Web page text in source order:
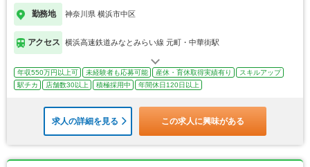
勤務地 神奈川県 横浜市中区
アクセス 横浜高速鉄道みなとみらい線 元町・中華街駅
年収550万円以上可 未経験者も応募可能 産休・育休取得実績有り
スキルアップ
駅チカ
店舗数30以上 積極採用中 年間休日120日以上
求人の詳細を見る この求人に興味がある